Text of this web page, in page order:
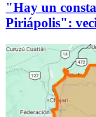
"Hay un
Piriápolis":